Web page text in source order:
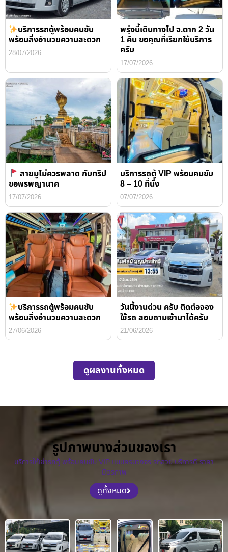
บริการรถตู้พร้อมคนขับ
พร้อมสิ่งอำนวยความสะดวก
28/07/2026
พรุ่งนี้เดินทางไป จ.ตาก 2 วัน
1 คืน ขอคุณที่เรียกใช้บริการ
ครับ
17/07/2026
สายมูไม่ควรพลาด กับทริป
ขอพรพญานาค
17/07/2026
บริการรถตู้ VIP พร้อมคนขับ
8 – 10 ที่นั่ง
07/07/2026
บริการรถตู้พร้อมคนขับ
พร้อมสิ่งอำนวยความสะดวก
27/06/2026
วันนี้งานด่วน ครับ ติดต่อจอง
ใช้รถ สอบถามเข้ามาได้ครับ
21/06/2026
ดูผลงานทั้งหมด
รูปภาพบางส่วนของเรา
บริการให้เช่ารถตู้ พร้อมคนขับ VIP แบบครบวงจร รถสวย บริการดี ราคา
มิตรภาพ
ดูทั้งหมด